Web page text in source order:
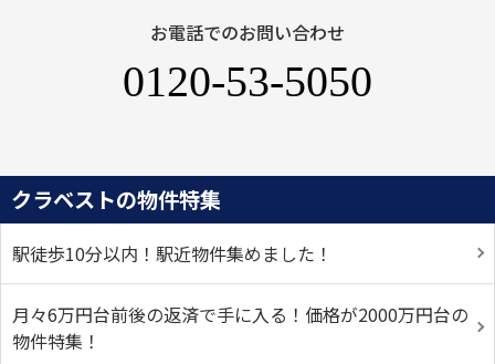
お電話でのお問い合わせ
0120-53-5050
クラベストの物件特集
駅徒歩10分以内！駅近物件集めました！
月々6万円台前後の返済で手に入る！価格が2000万円台の
物件特集！